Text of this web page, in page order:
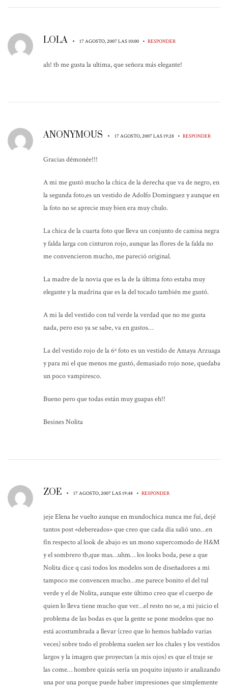
LOLA • 17 AGOSTO, 2007 LAS 10:00 • RESPONDER
ah! tb me gusta la ultima, que señora más elegante!
ANONYMOUS • 17 AGOSTO, 2007 LAS 19:28 • RESPONDER
Gracias démonée!!!
A mi me gustó mucho la chica de la derecha que va de negro, en
la segunda foto,es un vestido de Adolfo Dominguez y aunque en
la foto no se aprecie muy bien era muy chulo.
La chica de la cuarta foto que lleva un conjunto de camisa negra
y falda larga con cinturon rojo, aunque las flores de la falda no
me convencieron mucho, me pareció original.
La madre de la novia que es la de la última foto estaba muy
elegante y la madrina que es la del tocado también me gustó.
A mi la del vestido con tul verde la verdad que no me gusta
nada, pero eso ya se sabe, va en gustos…
La del vestido rojo de la 6ª foto es un vestido de Amaya Arzuaga
y para mi el que menos me gustó, demasiado rojo nose, quedaba
un poco vampiresco.
Bueno pero que todas están muy guapas eh!!
Besines Nolita
ZOE • 17 AGOSTO, 2007 LAS 19:48 • RESPONDER
jeje Elena he vuelto aunque en mundochica nunca me fuí, dejé
tantos post «debereados» que creo que cada día salió uno…en
fín respecto al look de abajo es un mono supercomodo de H&M
y el sombrero tb,que mas…uhm… los looks boda, pese a que
Nolita dice q casi todos los modelos son de diseñadores a mi
tampoco me convencen mucho…me parece bonito el del tul
verde y el de Nolita, aunque este último creo que el cuerpo de
quien lo lleva tiene mucho que ver…el resto no se, a mi juicio el
problema de las bodas es que la gente se pone modelos que no
está acostumbrada a llevar (creo que lo hemos hablado varias
veces) sobre todo el problema suelen ser los chales y los vestidos
largos y la imagen que proyectan (a mis ojos) es que el traje se
las come… hombre quizás sería un poquito injusto ir analizando
una por una porque puede haber impresiones que simplemente